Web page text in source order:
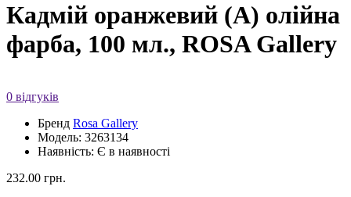
Кадмій оранжевий (А) олійна
фарба, 100 мл., ROSA Gallery
0 відгуків
Бренд Rosa Gallery
Модель: 3263134
Наявність: Є в наявності
232.00 грн.